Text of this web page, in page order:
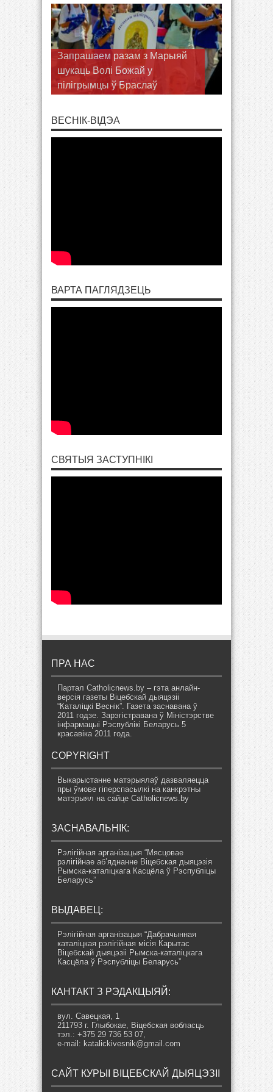
Запрашаем разам з Марыяй
шукаць Волі Божай у
пілігрымцы ў Браслаў
ВЕСНІК-ВІДЭА
ВАРТА ПАГЛЯДЗЕЦЬ
СВЯТЫЯ ЗАСТУПНІКІ
ПРА НАС
Партал Catholicnews.by – гэта анлайн-
версія газеты Віцебскай дыяцэзіі
“Каталіцкі Веснік”. Газета заснавана ў
2011 годзе. Зарэгістравана ў Міністэрстве
інфармацыі Рэспублікі Беларусь 5
красавіка 2011 года.
COPYRIGHT
Выкарыстанне матэрыялаў дазваляецца
пры ўмове гіперспасылкі на канкрэтны
матэрыял на сайце Catholicnews.by
ЗАСНАВАЛЬНІК:
Рэлігійная арганізацыя “Мясцовае
рэлігійнае аб’яднанне Віцебская дыяцэзія
Рымска-каталіцкага Касцёла ў Рэспубліцы
Беларусь”
ВЫДАВЕЦ:
Рэлігійная арганізацыя “Дабрачынная
каталіцкая рэлігійная місія Карытас
Віцебскай дыяцэзіі Рымска-каталіцкага
Касцёла ў Рэспубліцы Беларусь”
КАНТАКТ З РЭДАКЦЫЯЙ:
вул. Савецкая, 1
211793 г. Глыбокае, Віцебская вобласць
тэл.: +375 29 736 53 07,
e-mail: katalickivesnik@gmail.com
САЙТ КУРЫІ ВІЦЕБСКАЙ ДЫЯЦЭЗІІ